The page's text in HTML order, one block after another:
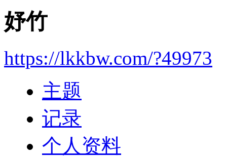
妤竹
https://lkkbw.com/?49973
主题
记录
个人资料